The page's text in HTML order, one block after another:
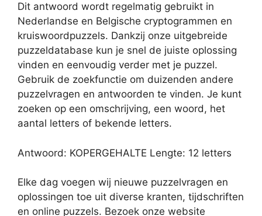
Dit antwoord wordt regelmatig gebruikt in
Nederlandse en Belgische cryptogrammen en
kruiswoordpuzzels. Dankzij onze uitgebreide
puzzeldatabase kun je snel de juiste oplossing
vinden en eenvoudig verder met je puzzel.
Gebruik de zoekfunctie om duizenden andere
puzzelvragen en antwoorden te vinden. Je kunt
zoeken op een omschrijving, een woord, het
aantal letters of bekende letters.
Antwoord: KOPERGEHALTE Lengte: 12 letters
Elke dag voegen wij nieuwe puzzelvragen en
oplossingen toe uit diverse kranten, tijdschriften
en online puzzels. Bezoek onze website